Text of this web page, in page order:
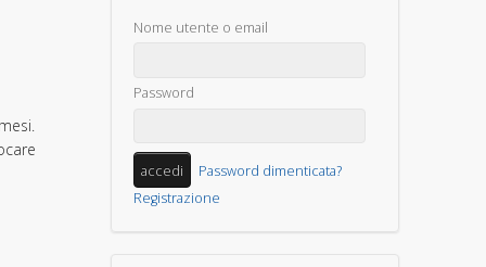
Nome utente o email
Password
Password dimenticata?
Registrazione